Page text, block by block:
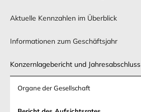
Aktuelle Kennzahlen im Überblick
Informationen zum Geschäftsjahr
Konzernlagebericht und Jahresabschluss
Organe der Gesellschaft